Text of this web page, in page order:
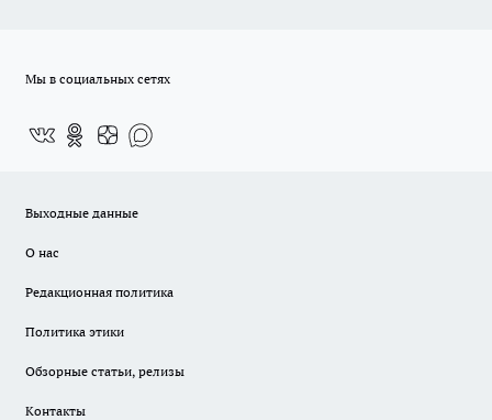
Мы в социальных сетях
Выходные данные
О нас
Редакционная политика
Политика этики
Обзорные статьи, релизы
Контакты